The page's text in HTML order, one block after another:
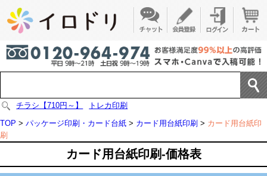
チラシ【710円～】
トレカ印刷
TOP > パッケージ印刷・カード台紙 > カード用台紙印刷 > カード用台紙印
刷
カード用台紙印刷-価格表